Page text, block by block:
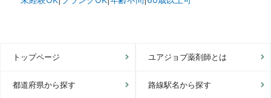
トップページ ユアジョブ薬剤師とは
都道府県から探す 路線駅名から探す